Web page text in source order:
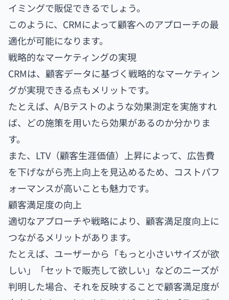
イミングで販促できるでしょう。
このように、CRMによって顧客へのアプローチの最
適化が可能になります。
戦略的なマーケティングの実現
CRMは、顧客データに基づく戦略的なマーケティン
グが実現できる点もメリットです。
たとえば、A/Bテストのような効果測定を実施すれ
ば、どの施策を用いたら効果があるのか分かりま
す。
また、LTV（顧客生涯価値）上昇によって、広告費
を下げながら売上向上を見込めるため、コストパフ
ォーマンスが高いことも魅力です。
顧客満足度の向上
適切なアプローチや戦略により、顧客満足度向上に
つながるメリットがあります。
たとえば、ユーザーから「もっと小さいサイズが欲
しい」「セットで販売して欲しい」などのニーズが
判明した場合、それを反映することで顧客満足度が